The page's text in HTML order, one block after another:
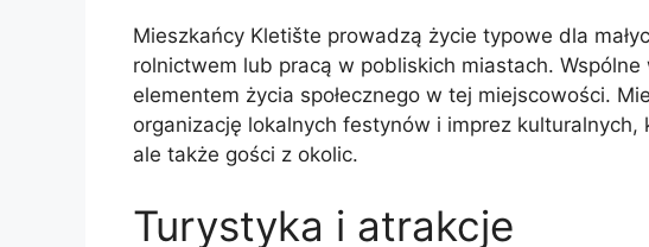
Mieszkańcy Kletište prowadzą życie typowe dla
rolnictwem lub pracą w pobliskich miastach.
elementem życia społecznego w tej miejscowości.
organizację lokalnych festynów i imprez
ale także gości z okolic.
Turystyka i atrakcje